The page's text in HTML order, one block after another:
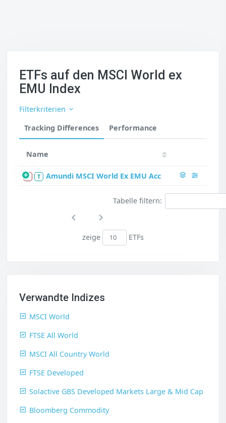
ETFs auf den MSCI World ex
EMU Index
Filterkriterien
Tracking Differences
Performance
Name
S T Amundi MSCI World Ex EMU Acc
Tabelle filtern:
zeige ETFs
Verwandte Indizes
MSCI World
FTSE All World
MSCI All Country World
FTSE Developed
Solactive GBS Developed Markets Large & Mid Cap
Bloomberg Commodity